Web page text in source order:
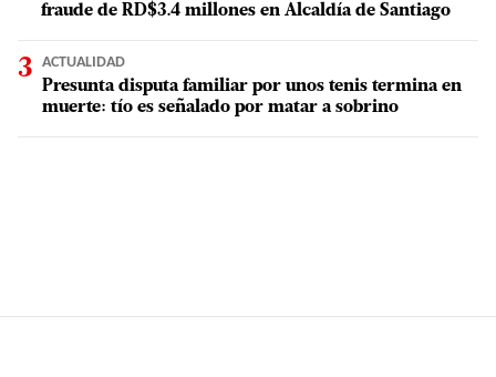
fraude de RD$3.4 millones en Alcaldía de Santiago
ACTUALIDAD
Presunta disputa familiar por unos tenis termina en
muerte: tío es señalado por matar a sobrino